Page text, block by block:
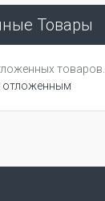
Товары
товаров.
отложенным